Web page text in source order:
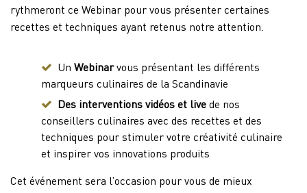
rythmeront ce Webinar pour vous présenter certaines
recettes et techniques ayant retenus notre attention.
Un Webinarvous présentant les différents
marqueurs culinaires de la Scandinavie
Des interventions vidéos et livede nos
conseillers culinaires avec des recettes et des
techniques pour stimuler votre créativité culinaire
et inspirer vos innovations produits
Cet événement sera l’occasion pour vous de mieux